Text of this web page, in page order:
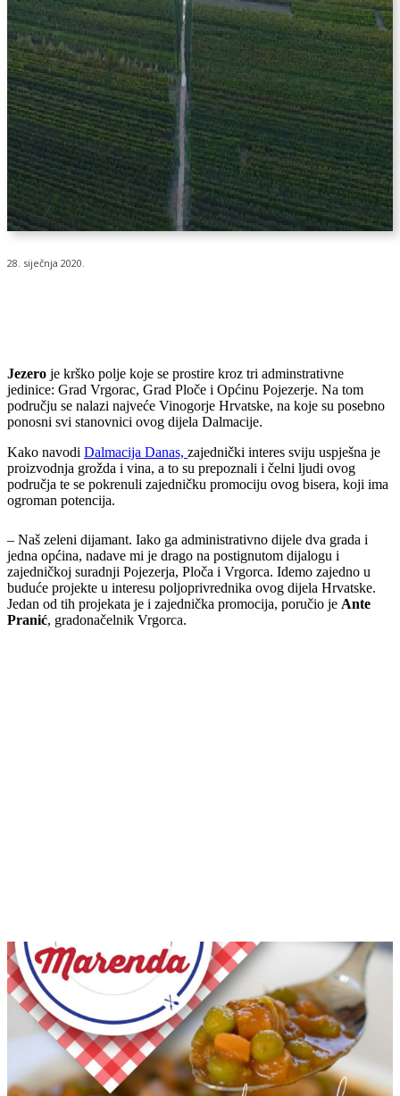
28. siječnja 2020.
Jezero je krško polje koje se prostire kroz tri adminstrativne
jedinice: Grad Vrgorac, Grad Ploče i Općinu Pojezerje. Na tom
području se nalazi najveće Vinogorje Hrvatske, na koje su posebno
ponosni svi stanovnici ovog dijela Dalmacije.
Kako navodi Dalmacija Danas, zajednički interes sviju uspješna je
proizvodnja grožda i vina, a to su prepoznali i čelni ljudi ovog
područja te se pokrenuli zajedničku promociju ovog bisera, koji ima
ogroman potencija.
– Naš zeleni dijamant. Iako ga administrativno dijele dva grada i
jedna općina, nadave mi je drago na postignutom dijalogu i
zajedničkoj suradnji Pojezerja, Ploča i Vrgorca. Idemo zajedno u
buduće projekte u interesu poljoprivrednika ovog dijela Hrvatske.
Jedan od tih projekata je i zajednička promocija, poručio je Ante
Pranić, gradonačelnik Vrgorca.